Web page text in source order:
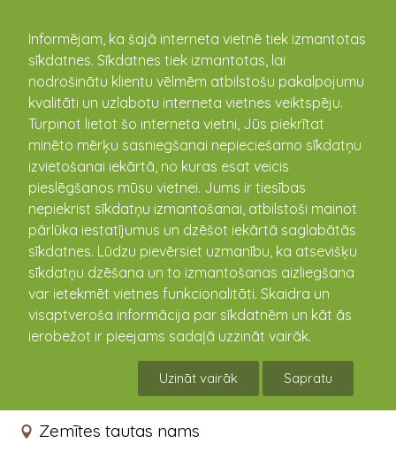
Informējam, ka šajā interneta vietnē tiek izmantotas
sīkdatnes. Sīkdatnes tiek izmantotas, lai
nodrošinātu klientu vēlmēm atbilstošu pakalpojumu
kvalitāti un uzlabotu interneta vietnes veiktspēju.
Turpinot lietot šo interneta vietni, Jūs piekrītat
minēto mērķu sasniegšanai nepieciešamo sīkdatņu
izvietošanai iekārtā, no kuras esat veicis
pieslēgšanos mūsu vietnei. Jums ir tiesības
nepiekrist sīkdatņu izmantošanai, atbilstoši mainot
pārlūka iestatījumus un dzēšot iekārtā saglabātās
sīkdatnes. Lūdzu pievērsiet uzmanību, ka atsevišķu
sīkdatņu dzēšana un to izmantošanas aizliegšana
var ietekmēt vietnes funkcionalitāti. Skaidra un
visaptveroša informācija par sīkdatnēm un kāt ās
ierobežot ir pieejams sadaļā uzzināt vairāk.
Uzināt vairāk Sapratu
kandava.lv
PASĀKUMU
KALENDĀRS
Pasākums Zemītes pagasta
bērniem un ģimenēm
27.12.2024 12:00 - 13:30
Zemītes tautas nams